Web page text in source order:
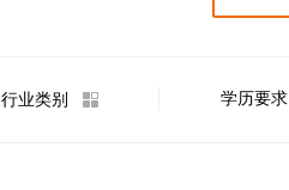
行业类别 学历要求